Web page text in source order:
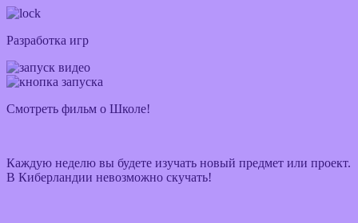
Разработка игр
Смотреть фильм о Школе!
Каждую неделю вы будете изучать новый предмет или проект.
В Киберландии невозможно скучать!